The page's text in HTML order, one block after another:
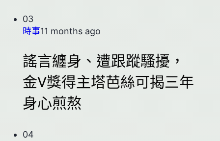
03
時事11 months ago
謠言纏身、遭跟蹤騷擾，
金V獎得主塔芭絲可揭三年
身心煎熬
04